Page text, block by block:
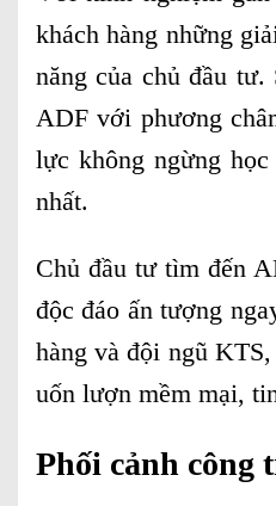
khách hàng những
năng của chủ đầu
ADF với phương
lực không ngừng
nhất.
Chủ đầu tư tìm đến
độc đáo ấn tượng
hàng và đội ngũ
uốn lượn mềm mại,
Phối cảnh công